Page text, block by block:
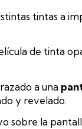
tintas a
de tinta
a una
y revelado.
sobre la